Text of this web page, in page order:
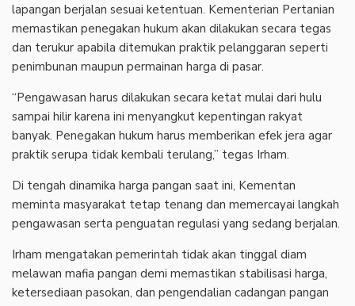
lapangan berjalan sesuai ketentuan. Kementerian Pertanian
memastikan penegakan hukum akan dilakukan secara tegas
dan terukur apabila ditemukan praktik pelanggaran seperti
penimbunan maupun permainan harga di pasar.
“Pengawasan harus dilakukan secara ketat mulai dari hulu
sampai hilir karena ini menyangkut kepentingan rakyat
banyak. Penegakan hukum harus memberikan efek jera agar
praktik serupa tidak kembali terulang,” tegas Irham.
Di tengah dinamika harga pangan saat ini, Kementan
meminta masyarakat tetap tenang dan memercayai langkah
pengawasan serta penguatan regulasi yang sedang berjalan.
Irham mengatakan pemerintah tidak akan tinggal diam
melawan mafia pangan demi memastikan stabilisasi harga,
ketersediaan pasokan, dan pengendalian cadangan pangan